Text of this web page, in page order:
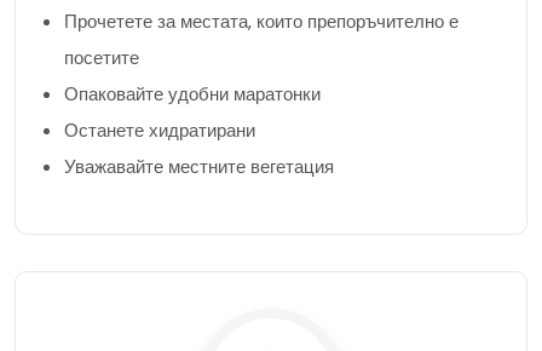
Прочетете за местата, които препоръчително е
посетите
Опаковайте удобни маратонки
Останете хидратирани
Уважавайте местните вегетация